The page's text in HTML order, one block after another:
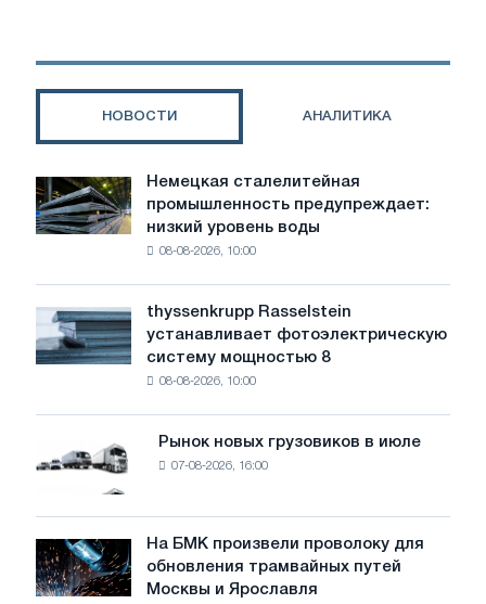
к
региональных
электростанций
для
производства
стали
НОВОСТИ АНАЛИТИКА
Немецкая
сталелитейная
промышленность
предупреждает:
воды
угрожает
безопасности
Немецкая сталелитейная
промышленность предупреждает:
низкий уровень воды
08-08-2026, 10:00
thyssenkrupp
Rasselstein
устанавливает
фотоэлектрическую
достижения
целей
обезуглероживания
thyssenkrupp Rasselstein
устанавливает фотоэлектрическую
систему мощностью 8
08-08-2026, 10:00
Рынок
новых
грузовиков
в
июле
Рынок новых грузовиков в июле
07-08-2026, 16:00
На
БМК
произвели
На БМК произвели проволоку для
обновления трамвайных путей
Москвы и Ярославля